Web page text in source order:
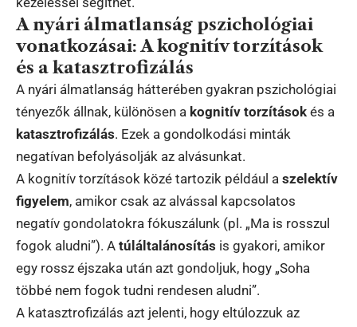
A nyári álmatlanság pszichológiai
vonatkozásai: A kognitív torzítások
és a katasztrofizálás
A nyári álmatlanság hátterében gyakran pszichológiai
tényezők állnak, különösen a kognitív torzítások és a
katasztrofizálás. Ezek a gondolkodási minták
negatívan befolyásolják az alvásunkat.
A kognitív torzítások közé tartozik például a szelektív
figyelem, amikor csak az alvással kapcsolatos
negatív gondolatokra fókuszálunk (pl. „Ma is rosszul
fogok aludni”). A túláltalánosítás is gyakori, amikor
egy rossz éjszaka után azt gondoljuk, hogy „Soha
többé nem fogok tudni rendesen aludni”.
A katasztrofizálás azt jelenti, hogy eltúlozzuk az